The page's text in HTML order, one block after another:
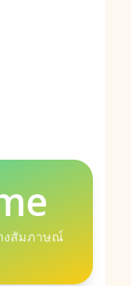
งสัมภาษณ์